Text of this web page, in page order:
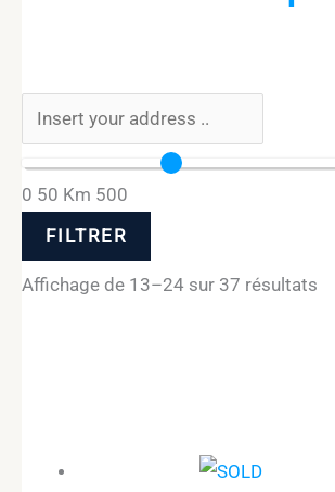
0 50 Km 500
FILTRER
Affichage de 13–24 sur 37 résultats